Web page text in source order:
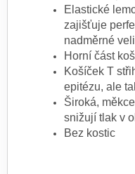
Elastické
zajišťuje
nadměrné
Horní část
Košíček T
epitézu, ale
Široká,
snižují tlak v
Bez kostic